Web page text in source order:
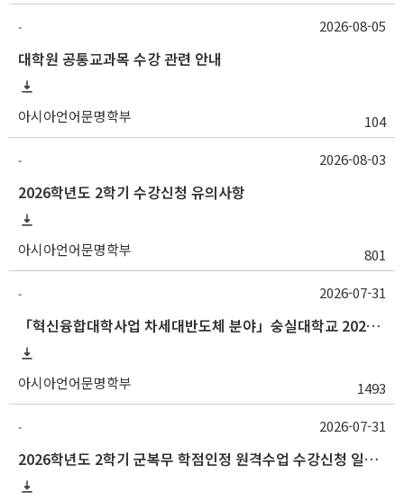
-
대학원 공통교과목 수강 관련 안내
아시아언어문명학부 104
2026-08-05
-
2026학년도 2학기 수강신청 유의사항
아시아언어문명학부 801
2026-08-03
-
「혁신융합대학사업 차세대반도체 분야」숭실대학교 2026학년도 2학기 교류 수학 안내
아시아언어문명학부 1493
2026-07-31
-
2026학년도 2학기 군복무 학점인정 원격수업 수강신청 일정 등 안내
2026-07-31